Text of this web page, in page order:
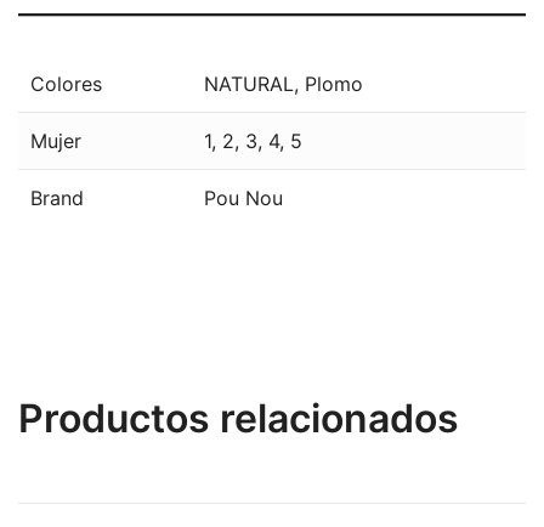
Colores NATURAL, Plomo
Mujer 1, 2, 3, 4, 5
Brand Pou Nou
Productos relacionados